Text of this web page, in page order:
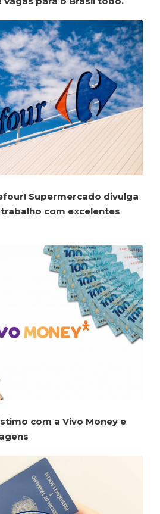
Supermercado divulga
com excelentes
com a Vivo Money e